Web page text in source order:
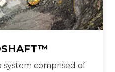
system comprised of